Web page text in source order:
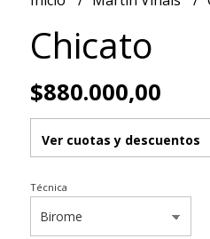
Chicato
$880.000,00
Ver cuotas y descuentos
Técnica